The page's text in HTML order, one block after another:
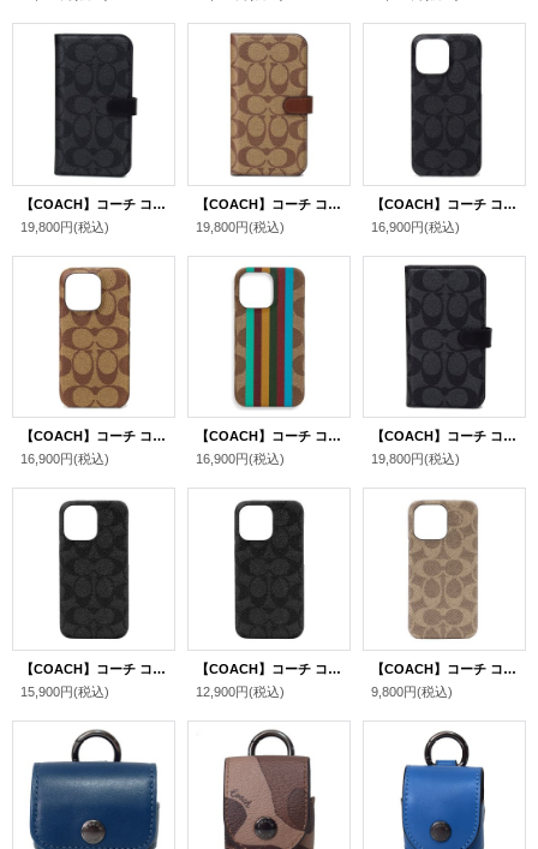
【COACH】コーチ コーティングキャンバス シグネチャー フォリオ 2way iPhone14 PRO MAX 専用 手帳型 スマホケース スマホカバー グラファイト（日本未発売）
19,800円(税込)
【COACH】コーチ コーティングキャンバス シグネチャー フォリオ 2way iPhone14 PRO MAX 専用 手帳型 スマホケース スマホカバー カーキ（日本未発売）
19,800円(税込)
【COACH】コーチ コーティングキャンバス シグネチャー iPhone14 PRO MAX 専用 スマホケース スマホカバー グラファイト〔日本未発売〕
16,900円(税込)
【COACH】コーチ コーティングキャンバス シグネチャー iPhone14 PRO 専用 スマホケース スマホカバー カーキ〔日本未発売〕
16,900円(税込)
【COACH】コーチ コーティングキャンバス シグネチャー iPhone13 PRO 専用 ストライプ スマホケース スマホカバー カーキマルチ〔日本未発売〕
16,900円(税込)
【COACH】コーチ コーティングキャンバス シグネチャー フォリオ 2way iPhone13 PRO MAX 専用 手帳型 スマホケース スマホカバー グラファイト（日本未発売）
19,800円(税込)
【COACH】コーチ コーティングキャンバス シグネチャー iPhone13PRO専用 スマホケース スマホカバー グラファイト【訳あり】〔日本未発売〕
15,900円(税込)
【COACH】コーチ コーティングキャンバス シグネチャー iPhone13PRO専用 スマホケース スマホカバー グラファイト〔日本未発売〕
12,900円(税込)
【COACH】コーチ コーティングキャンバス シグネチャー iPhone13PRO専用 スマホケース スマホカバー カーキ〔日本未発売〕
9,800円(税込)